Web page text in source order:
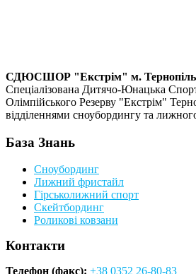
СДЮСШОР "Екстрім" м. Тернопіль
Спеціалізована Дитячо-Юнацька
Олімпійського Резерву "Екстрім"
відділеннями сноубордингу та
База Знань
Сноубординг
Лижний фристайл
Гірськолижний спорт
Скейтбординг
Роликові ковзани
Контакти
Телефон (факс): +38 0352 26-80-83